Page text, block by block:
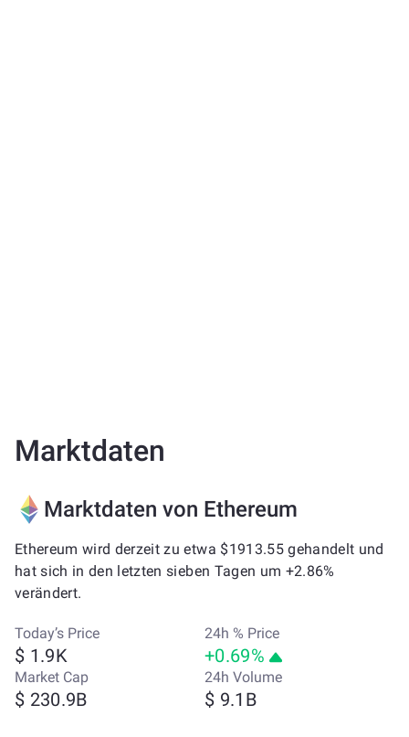
Marktdaten
Marktdaten von Ethereum
Ethereum wird derzeit zu etwa $1913.55 gehandelt und
hat sich in den letzten sieben Tagen um +2.86%
verändert.
Today’s Price
$ 1.9K
24h % Price
+0.69%
Market Cap
$ 230.9B
24h Volume
$ 9.1B